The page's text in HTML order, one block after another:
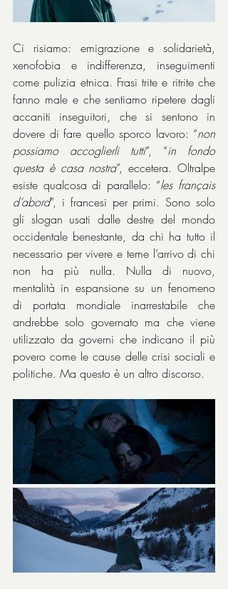
Ci risiamo: emigrazione e solidarietà,
xenofobia e indifferenza, inseguimenti
come pulizia etnica. Frasi trite e ritrite che
fanno male e che sentiamo ripetere dagli
accaniti inseguitori, che si sentono in
dovere di fare quello sporco lavoro: “non
possiamo accoglierli tutti”, “in fondo
questa è casa nostra”, eccetera. Oltralpe
esiste qualcosa di parallelo: “les français
d’abord”, i francesi per primi. Sono solo
gli slogan usati dalle destre del mondo
occidentale benestante, da chi ha tutto il
necessario per vivere e teme l’arrivo di chi
non ha più nulla. Nulla di nuovo,
mentalità in espansione su un fenomeno
di portata mondiale inarrestabile che
andrebbe solo governato ma che viene
utilizzato da governi che indicano il più
povero come le cause delle crisi sociali e
politiche. Ma questo è un altro discorso.